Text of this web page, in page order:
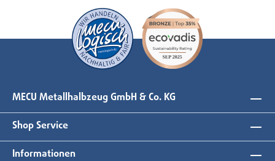
MECU Metallhalbzeug GmbH & Co. KG
Shop Service
Informationen